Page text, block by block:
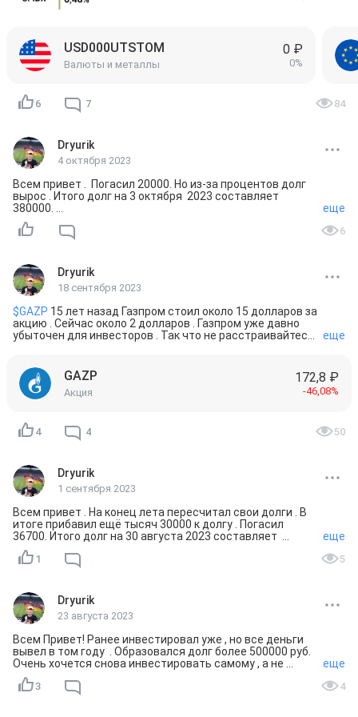
USD000UTSTOM
Валюты и металлы
0 ₽
0%
6 7 84
Dryurik
4 октября 2023
Всем привет .  Погасил 20000. Но из-за процентов долг
вырос . Итого долг на 3 октября  2023 составляет
380000.
Хочется инвестировать снова  , но сначала нужно
погасить долги .
Долго гасится когешн . Но  пока есть долги , невыгодно
Сдвиги есть в этом .
#флудилка
#кредит
еще
6
Dryurik
18 сентября 2023
$GAZP 15 лет назад Газпром стоил около 15 долларов за
акцию . Сейчас около 2 долларов . Газпром уже давно
убыточен для инвесторов . Так что не расстраивайтесь .
еще
GAZP
Акция
172,8 ₽
-46,08%
4 4 50
Dryurik
1 сентября 2023
Всем привет . На конец лета пересчитал свои долги . В
итоге прибавил ещё тысяч 30000 к долгу . Погасил
36700. Итого долг на 30 августа 2023 составляет
396800.
Хочется инвестировать снова  , но сначала нужно
погасить долги .
#флудилка
еще
1 5
Dryurik
23 августа 2023
Всем Привет! Ранее инвестировал уже , но все деньги
вывел в том году  . Образовался долг более 500000 руб.
Очень хочется снова инвестировать самому , а не
только читать других инвесторов и новости
финансового рынка .
Инвестировать в минус не хочется . Пока есть долги , то
еще
3 4